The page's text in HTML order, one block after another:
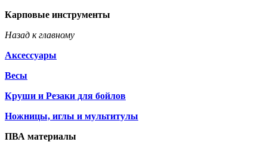
Карповые инструменты
Назад к главному
Аксессуары
Весы
Круши и Резаки для бойлов
Ножницы, иглы и мультитулы
ПВА материалы